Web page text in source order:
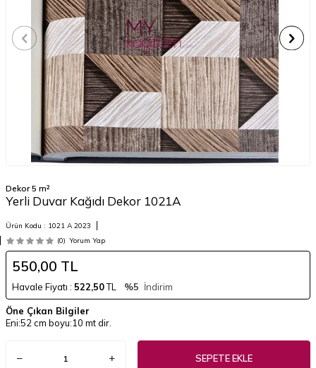
Dekor 5 m²
Yerli Duvar Kağıdı Dekor 1021A
Ürün Kodu : 1021 A 2023
(0) Yorum Yap
550,00 TL
Havale Fiyatı : 522,50TL %5 İndirim
Öne Çıkan Bilgiler
Eni:52 cm boyu:10 mt dir.
SEPETE EKLE